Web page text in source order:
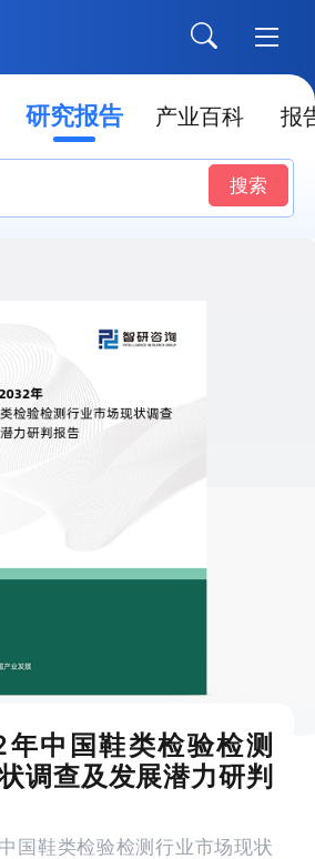
研究报告 产业百科 报
搜索
中国鞋类检验检测
调查及发展潜力研判
国鞋类检验检测行业市场现状